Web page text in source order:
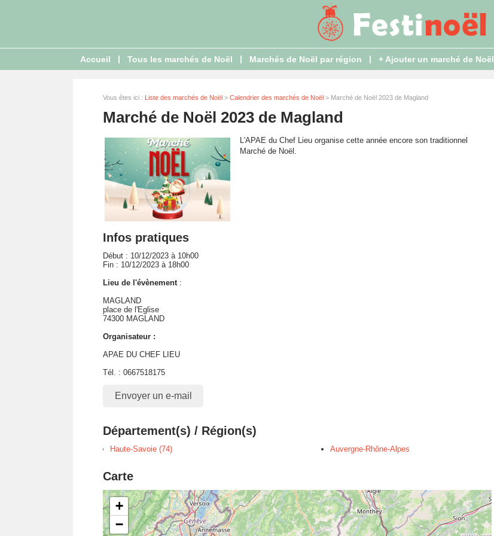
Accueil | Tous les marchés de Noël | Marchés de Noël par région | + Ajouter un marché de Noël
Vous êtes ici : Liste des marchés de Noël > Calendrier des marchés de Noël > Marché de Noël 2023 de Magland
Marché de Noël 2023 de Magland
L'APAE du Chef Lieu organise cette année encore son traditionnel
Marché de Noël.
Infos pratiques
Début : 10/12/2023 à 10h00
Fin : 10/12/2023 à 18h00
Lieu de l'évènement:
MAGLAND
place de l'Eglise
74300 MAGLAND
Organisateur :
APAE DU CHEF LIEU
Tél. : 0667518175
Envoyer un e-mail
Département(s) / Région(s)
Haute-Savoie (74) Auvergne-Rhône-Alpes
Carte
+
−